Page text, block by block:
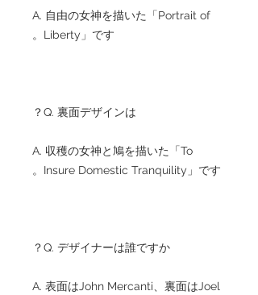
A. 自由の女神を描いた「Portrait of
Liberty」です。
Q. 裏面デザインは？
A. 収穫の女神と鳩を描いた「To
Insure Domestic Tranquility」です。
Q. デザイナーは誰ですか？
A. 表面はJohn Mercanti、裏面はJoel